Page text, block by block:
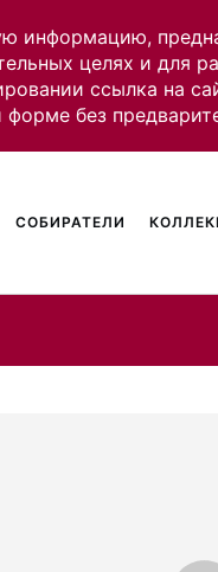
информацию,
целях и для
ссылка на
без
СОБИРАТЕЛИ